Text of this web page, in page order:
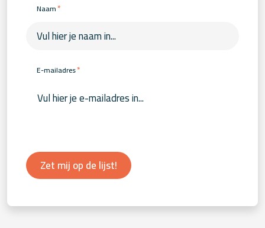
Naam*
E-mailadres*
Zet mij op de lijst!